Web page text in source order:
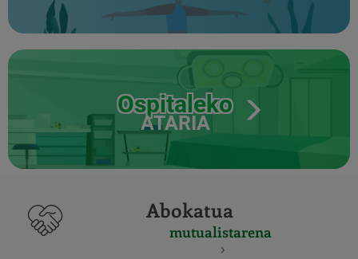
Ospitaleko
ATARIA
Abokatua
mutualistarena